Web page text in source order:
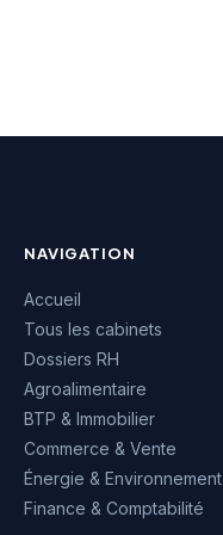
NAVIGATION
Accueil
Tous les cabinets
Dossiers RH
Agroalimentaire
BTP & Immobilier
Commerce & Vente
Énergie & Environnement
Finance & Comptabilité